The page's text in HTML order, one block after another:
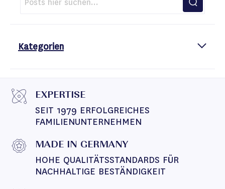
Kategorien
EXPERTISE
SEIT 1979 ERFOLGREICHES
FAMILIENUNTERNEHMEN
MADE IN GERMANY
HOHE QUALITÄTSSTANDARDS FÜR
NACHHALTIGE BESTÄNDIGKEIT